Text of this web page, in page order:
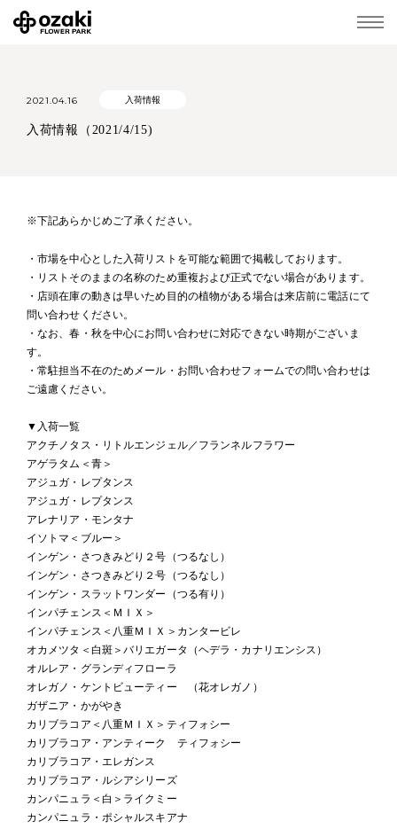
2021.04.16 入荷情報
入荷情報（2021/4/15)
※下記あらかじめご了承ください。
・市場を中心とした入荷リストを可能な範囲で掲載しております。
・リストそのままの名称のため重複および正式でない場合があります。
・店頭在庫の動きは早いため目的の植物がある場合は来店前に電話にて
問い合わせください。
・なお、春・秋を中心にお問い合わせに対応できない時期がございま
す。
・常駐担当不在のためメール・お問い合わせフォームでの問い合わせは
ご遠慮ください。
▼入荷一覧
アクチノタス・リトルエンジェル／フランネルフラワー
アゲラタム＜青＞
アジュガ・レプタンス
アジュガ・レプタンス
アレナリア・モンタナ
イソトマ＜ブルー＞
インゲン・さつきみどり２号（つるなし）
インゲン・さつきみどり２号（つるなし）
インゲン・スラットワンダー（つる有り）
インパチェンス＜ＭＩＸ＞
インパチェンス＜八重ＭＩＸ＞カンタービレ
オカメツタ＜白斑＞バリエガータ（ヘデラ・カナリエンシス）
オルレア・グランディフローラ
オレガノ・ケントビューティー （花オレガノ）
ガザニア・かがやき
カリブラコア＜八重ＭＩＸ＞ティフォシー
カリブラコア・アンティーク ティフォシー
カリブラコア・エレガンス
カリブラコア・ルシアシリーズ
カンパニュラ＜白＞ライクミー
カンパニュラ・ポシャルスキアナ